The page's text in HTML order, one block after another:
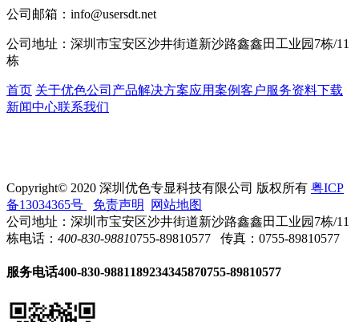
公司邮箱： info@usersdt.net
公司地址： 深圳市宝安区沙井街道新沙路鑫鑫田工业园7栋/11
栋
首页 关于优色公司产品解决方案应用案例客户服务资料下载
新闻中心联系我们
Copyright© 2020 深圳优色专显科技有限公司 版权所有 粤ICP
备13034365号
免责声明
网站地图
公司地址：深圳市宝安区沙井街道新沙路鑫鑫田工业园7栋/11
栋电话： 400-830-98810755-89810577 传真：0755-89810577
服务电话400-830-9881189234345870755-89810577